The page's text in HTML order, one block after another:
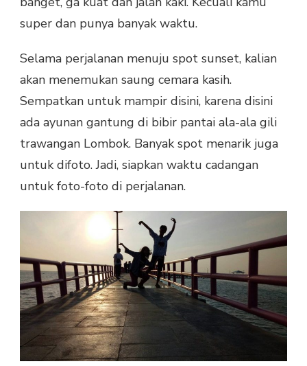
super dan punya banyak waktu.
Selama perjalanan menuju spot sunset, kalian
akan menemukan saung cemara kasih.
Sempatkan untuk mampir disini, karena disini
ada ayunan gantung di bibir pantai ala-ala gili
trawangan Lombok. Banyak spot menarik juga
untuk difoto. Jadi, siapkan waktu cadangan
untuk foto-foto di perjalanan.